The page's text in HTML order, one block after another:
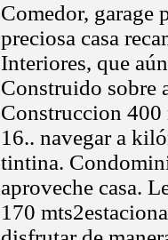
Comedor, garage
preciosa casa
Interiores, que
Construido sobre
Construccion 400
16.. navegar a
tintina.
aproveche casa.
170